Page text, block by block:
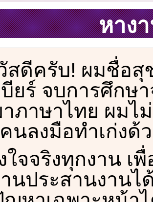
หาง
สดีครับ! ผมชื่อสุ
บียร์ จบการศึก
ภาษาไทย ผมไ
นลงมือทำเก่งด้
ใจจริงทุกงาน เ
นประสานงานไ